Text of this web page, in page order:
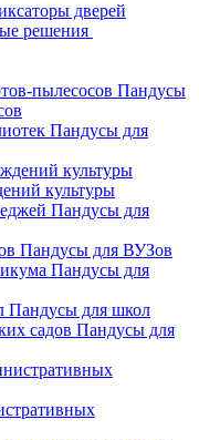
дверей
решения
Пандусы
Пандусы для
культуры
Пандусы для
Пандусы для ВУЗов
Пандусы для
Пандусы для школ
Пандусы для